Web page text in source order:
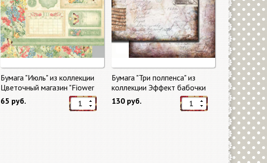
Бумага "Июль" из коллекции
Цветочный магазин "Fiower
Market"
65 руб.
Бумага "Три полпенса" из
коллекции Эффект бабочки
"Butterfly Effect"
130 руб.